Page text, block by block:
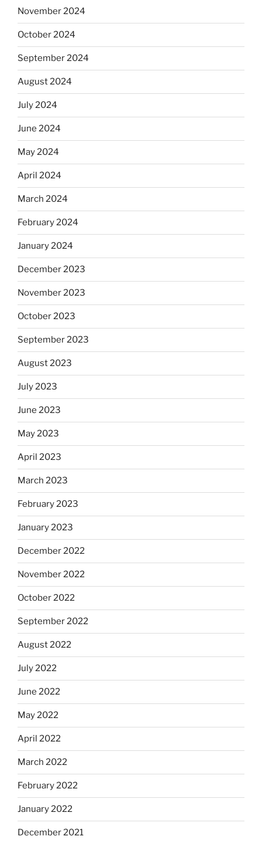
November 2024
October 2024
September 2024
August 2024
July 2024
June 2024
May 2024
April 2024
March 2024
February 2024
January 2024
December 2023
November 2023
October 2023
September 2023
August 2023
July 2023
June 2023
May 2023
April 2023
March 2023
February 2023
January 2023
December 2022
November 2022
October 2022
September 2022
August 2022
July 2022
June 2022
May 2022
April 2022
March 2022
February 2022
January 2022
December 2021